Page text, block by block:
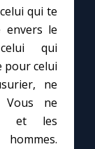
qui te
le
qui
pour celui
ne
ne
et les